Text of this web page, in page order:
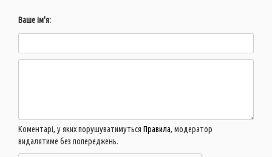
Ваше ім'я:
Коментарі, у яких порушуватимуться Правила, модератор
видалятиме без попереджень.